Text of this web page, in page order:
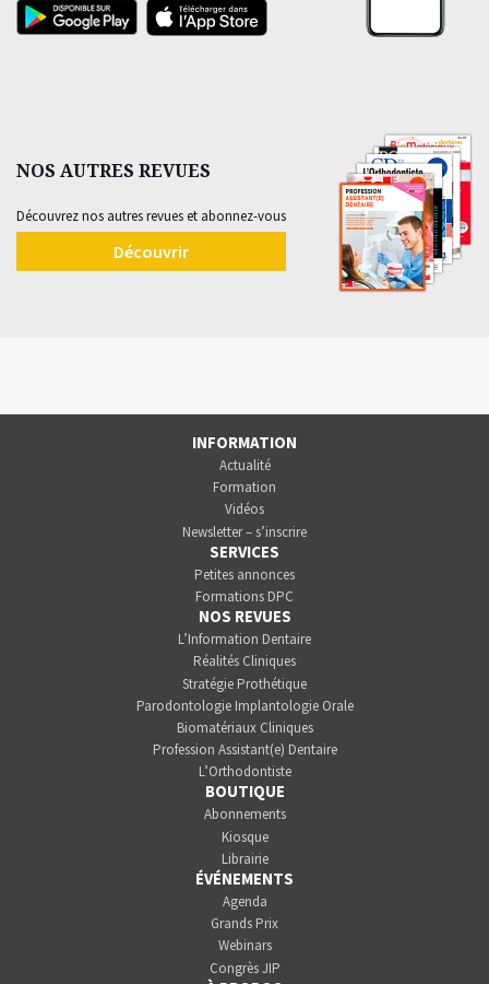
NOS AUTRES REVUES
Découvrez nos autres revues et abonnez-vous
Découvrir
INFORMATION
Actualité
Formation
Vidéos
Newsletter – s’inscrire
SERVICES
Petites annonces
Formations DPC
NOS REVUES
L’Information Dentaire
Réalités Cliniques
Stratégie Prothétique
Parodontologie Implantologie Orale
Biomatériaux Cliniques
Profession Assistant(e) Dentaire
L’Orthodontiste
BOUTIQUE
Abonnements
Kiosque
Librairie
ÉVÉNEMENTS
Agenda
Grands Prix
Webinars
Congrès JIP